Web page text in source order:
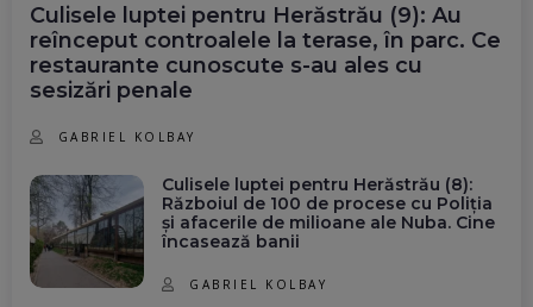
Culisele luptei pentru Herăstrău (9): Au
reînceput controalele la terase, în parc. Ce
restaurante cunoscute s-au ales cu
sesizări penale
GABRIEL KOLBAY
Culisele luptei pentru Herăstrău (8):
Războiul de 100 de procese cu Poliția
și afacerile de milioane ale Nuba. Cine
încasează banii
GABRIEL KOLBAY